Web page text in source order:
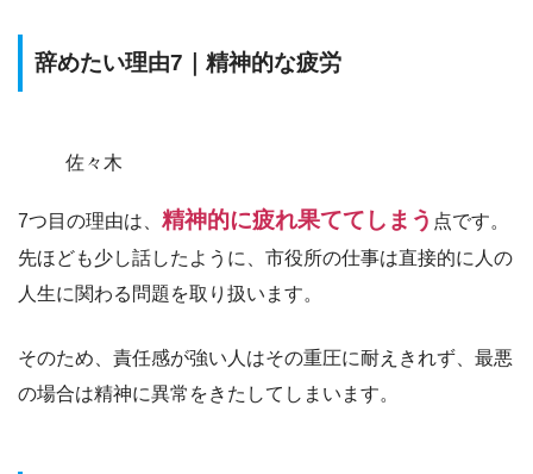
辞めたい理由7｜精神的な疲労
佐々木
7つ目の理由は、 精神的に疲れ果ててしまう 点です。
先ほども少し話したように、市役所の仕事は直接的に人の
人生に関わる問題を取り扱います。
そのため、 責任感が強い人はその重圧に耐えきれず、最悪
の場合は精神に異常をきたして しまいます。